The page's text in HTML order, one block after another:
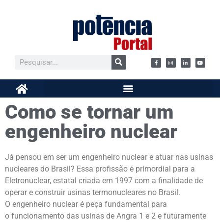
Como se tornar um
engenheiro nuclear
Já pensou em ser um engenheiro nuclear e atuar nas usinas
nucleares do Brasil? Essa profissão é primordial para a
Eletronuclear, estatal criada em 1997 com a finalidade de
operar e construir usinas termonucleares no Brasil.
O engenheiro nuclear é peça fundamental para
o funcionamento das usinas de Angra 1 e 2 e futuramente